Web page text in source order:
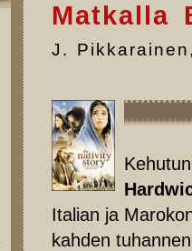
Matkalla
J. Pikkarainen
Italian ja
kahden